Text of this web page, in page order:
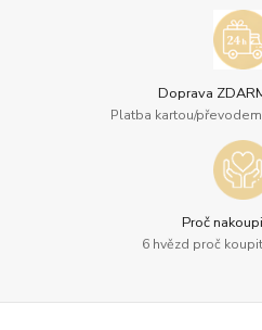
Doprava
Platba kartou/
Proč
6 hvězd proč